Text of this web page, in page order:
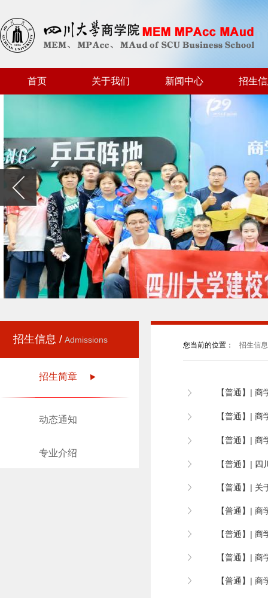
首页 关于我们 新闻中心 招生
招生信息 / Admissions
招生简章
动态通知
专业介绍
您当前的位置： 招生信
【普通】| 商
【普通】| 商
【普通】| 商
【普通】| 四
【普通】| 关
【普通】| 商
【普通】| 商
【普通】| 商
【普通】| 商